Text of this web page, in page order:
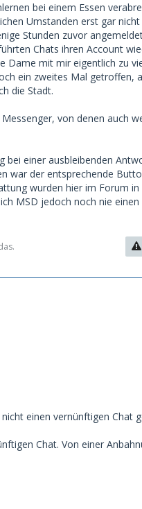
bei einem Essen
Umstanden erst gar nicht
Stunden zuvor
Chats ihren Account
Dame mit mir eigentlich zu
ein zweites Mal getroffen,
die Stadt.
von denen auch
bei einer ausbleibenden
war der entsprechende
wurden hier im Forum in
MSD jedoch noch nie
einen vernünftigen Chat
Chat. Von einer